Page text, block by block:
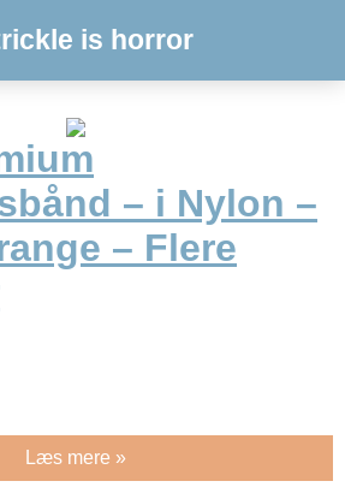
is horror
– i Nylon –
– Flere
Læs mere »